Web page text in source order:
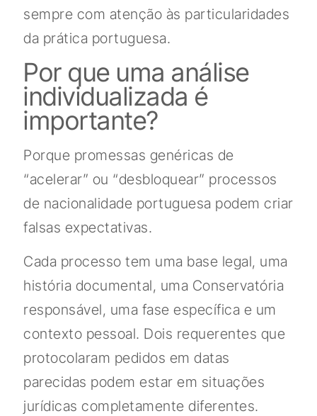
sempre com atenção às particularidades
da prática portuguesa.
Por que uma análise
individualizada é
importante?
Porque promessas genéricas de
“acelerar” ou “desbloquear” processos
de nacionalidade portuguesa podem criar
falsas expectativas.
Cada processo tem uma base legal, uma
história documental, uma Conservatória
responsável, uma fase específica e um
contexto pessoal. Dois requerentes que
protocolaram pedidos em datas
parecidas podem estar em situações
jurídicas completamente diferentes.